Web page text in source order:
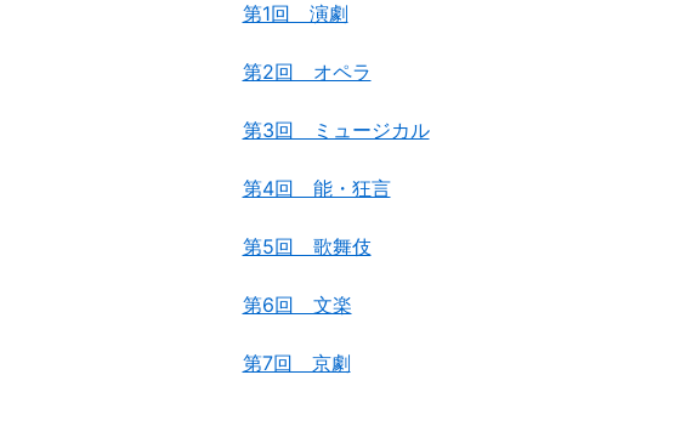
第1回 演劇
第2回 オペラ
第3回 ミュージカル
第4回 能・狂言
第5回 歌舞伎
第6回 文楽
第7回 京劇